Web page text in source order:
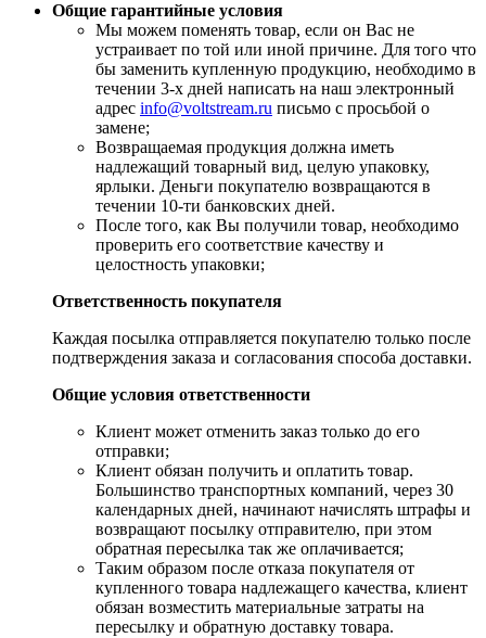
Общие гарантийные условия
​Мы можем поменять товар, если он Вас не
устраивает по той или иной причине. Для того что
бы заменить купленную продукцию, необходимо в
течении 3-х дней написать на наш электронный
адрес info@voltstream.ru письмо с просьбой о
замене;
Возвращаемая продукция должна иметь
надлежащий товарный вид, целую упаковку,
ярлыки. Деньги покупателю возвращаются в
течении 10-ти банковских дней.
​После того, как Вы получили товар, необходимо
проверить его соответствие качеству и
целостность упаковки;
Ответственность покупателя
Каждая посылка отправляется покупателю только после
подтверждения заказа и согласования способа доставки.
Общие условия ответственности
​Клиент может отменить заказ только до его
отправки;
​Клиент обязан получить и оплатить товар.
Большинство транспортных компаний, через 30
календарных дней, начинают начислять штрафы и
возвращают посылку отправителю, при этом
обратная пересылка так же оплачивается;
​Таким образом после отказа покупателя от
купленного товара надлежащего качества, клиент
обязан возместить материальные затраты на
пересылку и обратную доставку товара.